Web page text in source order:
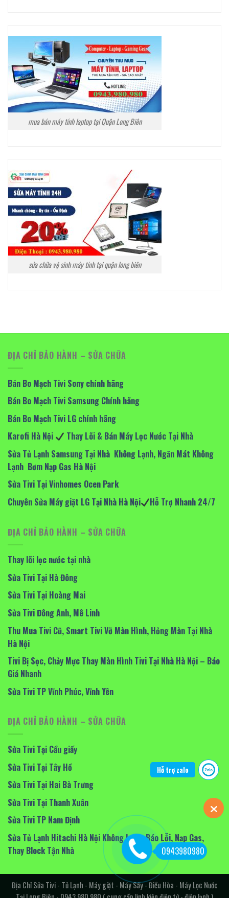
mua bán máy tính laptop tại Quận Long Biên
sửa chữa vệ sinh máy tính tại quận long biên
ĐỊA CHỈ BẢO HÀNH – SỬA CHỮA
Bán Bo Mạch Tivi Sony chính hãng
Bán Bo Mạch Tivi Samsung Chính hãng
Bán Bo Mạch Tivi LG chính hãng
Karofi Hà Nội
Thay Lõi & Bán Máy Lọc Nước Tại Nhà
Sửa Tủ Lạnh Samsung Tại Nhà Không Lạnh, Ngăn Mát Không
Lạnh Bơm Nạp Gas Hà Nội
Sửa Tivi Tại Vinhomes Ocen Park
Chuyên Sửa Máy giặt LG Tại Nhà Hà Nội
Hỗ Trợ Nhanh 24/7
ĐỊA CHỈ BẢO HÀNH – SỬA CHỮA
Thay lõi lọc nước tại nhà
Sửa Tivi Tại Hà Đông
Sửa Tivi Tại Hoàng Mai
Sửa Tivi Đông Anh, Mê Linh
Thu Mua Tivi Cũ, Smart Tivi Vỡ Màn Hình, Hỏng Màn Tại Nhà
Hà Nội
Tivi Bị Sọc, Chảy Mực Thay Màn Hình Tivi Tại Nhà Hà Nội – Báo
Giá Nhanh
Sửa Tivi TP Vĩnh Phúc, Vĩnh Yên
ĐỊA CHỈ BẢO HÀNH – SỬA CHỮA
Sửa Tivi Tại Cầu giấy
Sửa Tivi Tại Tây Hồ
Sửa Tivi Tại Hai Bà Trưng
Sửa Tivi Tại Thanh Xuân
Sửa Tivi TP Nam Định
Sửa Tủ Lạnh Hitachi Hà Nội Không Lạnh, Báo Lỗi, Nạp Gas,
Thay Block Tận Nhà
Địa Chỉ Sửa Tivi - Tủ Lạnh - Máy giặt - Máy Sấy - Điều Hòa - Máy Lọc Nước
0943980980
Hỗ trợ zalo